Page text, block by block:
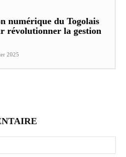
numérique du Togolais
révolutionner la gestion
2025
:*